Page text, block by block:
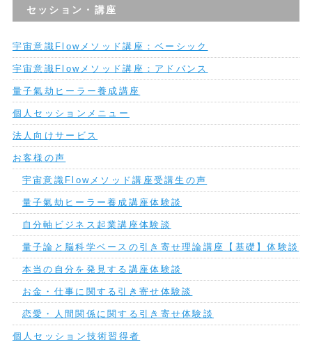
セッション・講座
宇宙意識Flowメソッド講座：ベーシック
宇宙意識Flowメソッド講座：アドバンス
量子氣劫ヒーラー養成講座
個人セッションメニュー
法人向けサービス
お客様の声
宇宙意識Flowメソッド講座受講生の声
量子氣劫ヒーラー養成講座体験談
自分軸ビジネス起業講座体験談
量子論と脳科学ベースの引き寄せ理論講座【基礎】体験談
本当の自分を発見する講座体験談
お金・仕事に関する引き寄せ体験談
恋愛・人間関係に関する引き寄せ体験談
個人セッション技術習得者